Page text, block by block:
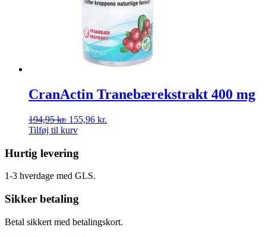
CranActin Tranebærekstrakt 400 mg
194,95kr. 155,96 kr.
Tilføj til kurv
Hurtig levering
1-3 hverdage med GLS.
Sikker betaling
Betal sikkert med betalingskort.